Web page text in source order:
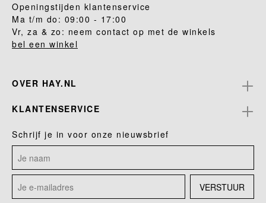
Openingstijden klantenservice
Ma t/m do: 09:00 - 17:00
Vr, za & zo: neem contact op met de winkels
bel een winkel
OVER HAY.NL
KLANTENSERVICE
Schrijf je in voor onze nieuwsbrief
VERSTUUR